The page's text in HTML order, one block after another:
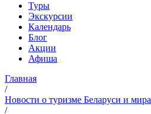
Туры
Экскурсии
Календарь
Блог
Акции
Афиша
Главная
/
Новости о туризме Беларуси и мира
/